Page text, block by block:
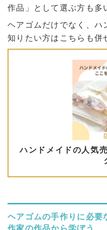
作品」として選ぶ方も多
ヘアゴムだけでなく、ハ
知りたい方はこちらも併
ヘアゴムの手作りに必要